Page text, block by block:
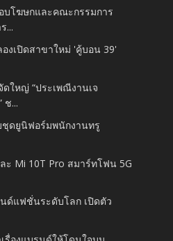
บโฆษกและคณะกรรมการ
...
งเปิดสาขาใหม่ 'คู้บอน 39'
ดใหญ่ “ประเพณีงานเจ
ช...
ชุดยูนิฟอร์มพนักงานทรู
ะ Mi 10T Pro สมาร์ทโฟน 5G
ด์แฟชั่นระดับโลก เปิดตัว